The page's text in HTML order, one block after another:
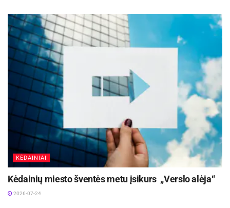
technologija sukūrė įrenginį, kuris susisiekia su
išmaniuoju įrenginiu ir taip informacija yra
perduodama. Gydytojai puikiai gali matyti plaučių
būklę, kai susitinka su pacientu. Šia idėja tikiu
labiausiai. Projektas jau yra arti investicijų, šiuo
metu vyksta derybos su investuotojais, galima
sakyti, jau ir susirinko investicijas projektui
vystyti. Jie turi gerą komandą ir labai noriu tikėti,
kad pasieks sėkmę.
Dėkojame už pokalbį
KĖDAINIAI
Kėdainių miesto šventės metu įsikurs „Verslo alėja“
2026-07-24